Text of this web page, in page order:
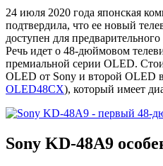
24 июля 2020 года японская
подтвердила, что ее новый
доступен для предварительного
Речь идет о 48-дюймовом
премиальной серии OLED.
OLED от Sony и второй OLED
OLED48CX), который имеет
Sony KD-48A9